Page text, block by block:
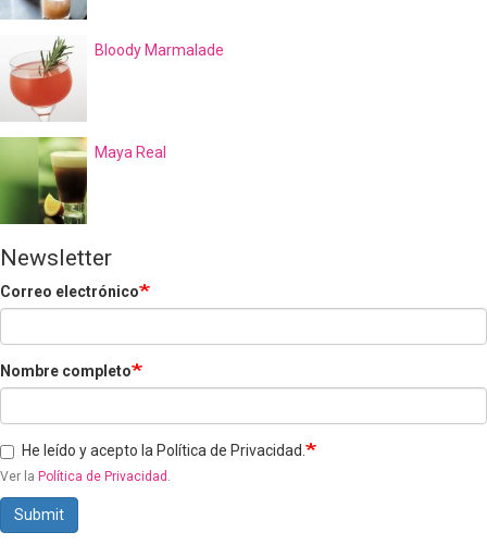
Bloody Marmalade
Maya Real
Newsletter
Correo electrónico
Nombre completo
He leído y acepto la Política de Privacidad.
Ver la Política de Privacidad .
Submit